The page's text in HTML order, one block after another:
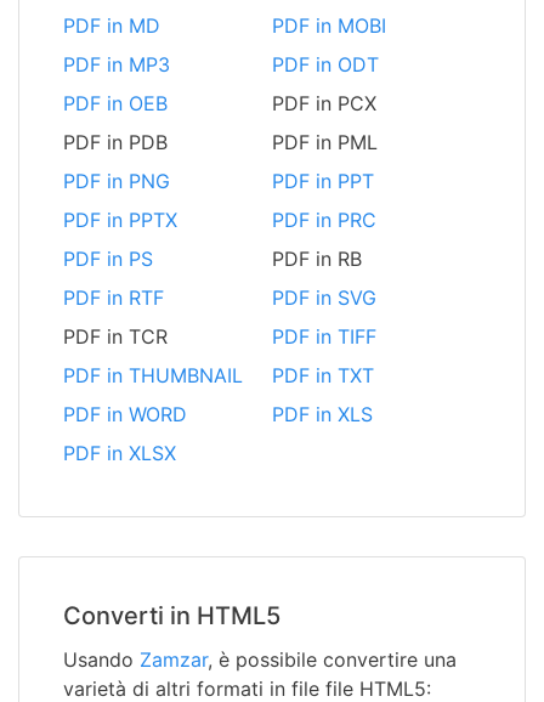
PDF in MD
PDF in MOBI
PDF in MP3
PDF in ODT
PDF in OEB
PDF in PCX
PDF in PDB
PDF in PML
PDF in PNG
PDF in PPT
PDF in PPTX
PDF in PRC
PDF in PS
PDF in RB
PDF in RTF
PDF in SVG
PDF in TCR
PDF in TIFF
PDF in THUMBNAIL
PDF in TXT
PDF in WORD
PDF in XLS
PDF in XLSX
Converti in HTML5
Usando Zamzar, è possibile convertire una
varietà di altri formati in file file HTML5: